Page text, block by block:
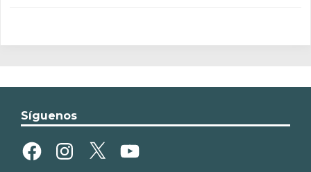
Síguenos
FacebookInstagram
X YouTube